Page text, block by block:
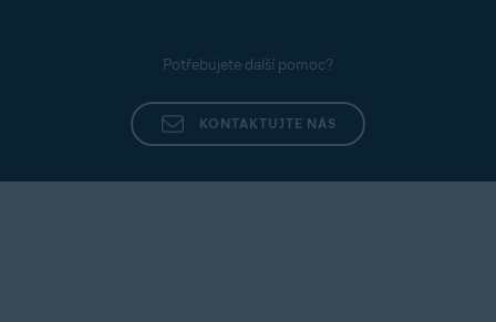
Potřebujete další pomoc?
KONTAKTUJTE NÁS